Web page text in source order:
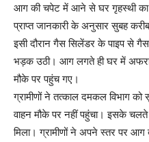
आग की चपेट में आने से घर गृहस्थी का
प्राप्त जानकारी के अनुसार सुबह
इसी दौरान गैस सिलेंडर के पाइप से
भड़क उठी। आग लगते ही घर में
मौके पर पहुंच गए।
ग्रामीणों ने तत्काल दमकल विभाग
वाहन मौके पर नहीं पहुंचा। इसके
मिला। ग्रामीणों ने अपने स्तर पर